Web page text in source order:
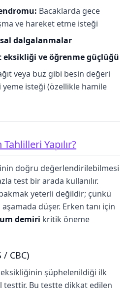
Bacaklarda gece
ve hareket etme isteği
dalgalanmalar
ve öğrenme güçlüğü
veya buz gibi besin değeri
isteği (özellikle hamile
Yapılır?
doğru değerlendirilebilmesi
test bir arada kullanılır.
yeterli değildir; çünkü
düşer. Erken tanı için
demiri kritik öneme
/ CBC)
eksikliğinin şüphelenildiği ilk
testtir. Bu testte dikkat edilen